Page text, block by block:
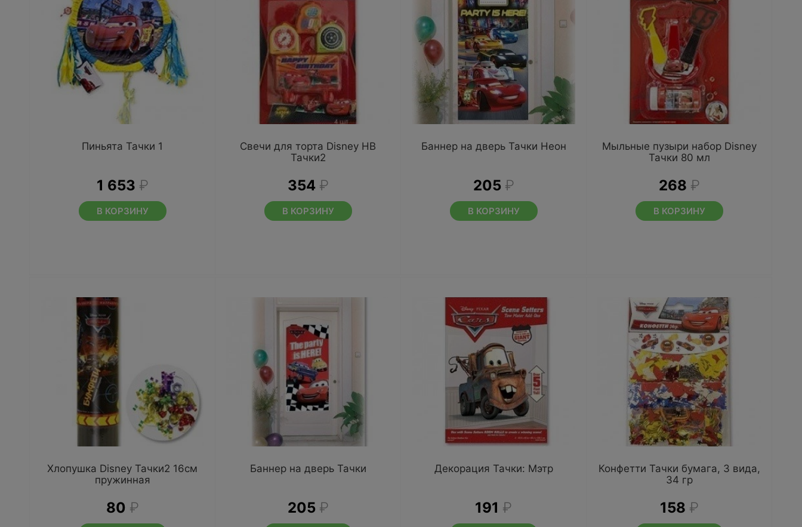
Пиньята Тачки 1
1 653 ₽
В КОРЗИНУ
Свечи для торта Disney HB
Тачки2
354 ₽
В КОРЗИНУ
Баннер на дверь Тачки Неон
205 ₽
В КОРЗИНУ
Мыльные пузыри набор Disney
Тачки 80 мл
268 ₽
В КОРЗИНУ
Хлопушка Disney Тачки2 16см
пружинная
80 ₽
Баннер на дверь Тачки
205 ₽
Декорация Тачки: Мэтр
191 ₽
Конфетти Тачки бумага, 3 вида,
34 гр
158 ₽